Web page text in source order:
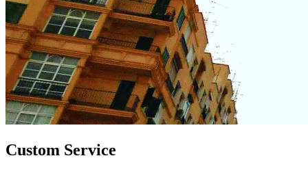
Custom Service